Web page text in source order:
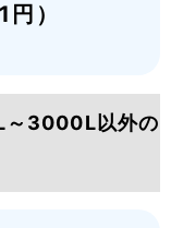
）
3000L以外の